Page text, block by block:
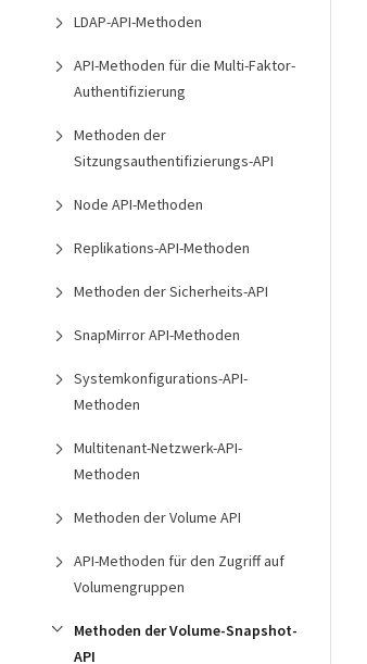
LDAP-API-Methoden
API-Methoden für die Multi-Faktor-
Authentifizierung
Methoden der
Sitzungsauthentifizierungs-API
Node API-Methoden
Replikations-API-Methoden
Methoden der Sicherheits-API
SnapMirror API-Methoden
Systemkonfigurations-API-
Methoden
Multitenant-Netzwerk-API-
Methoden
Methoden der Volume API
API-Methoden für den Zugriff auf
Volumengruppen
Methoden der Volume-Snapshot-
API